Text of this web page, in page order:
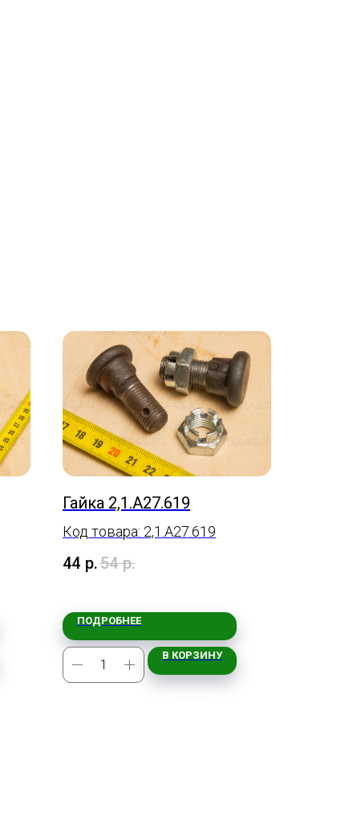
Гайка 2,1.А27.619
Код товара: 2,1.А27.619
44 р.54 р.
ПОДРОБНЕЕ
В КОРЗИНУ